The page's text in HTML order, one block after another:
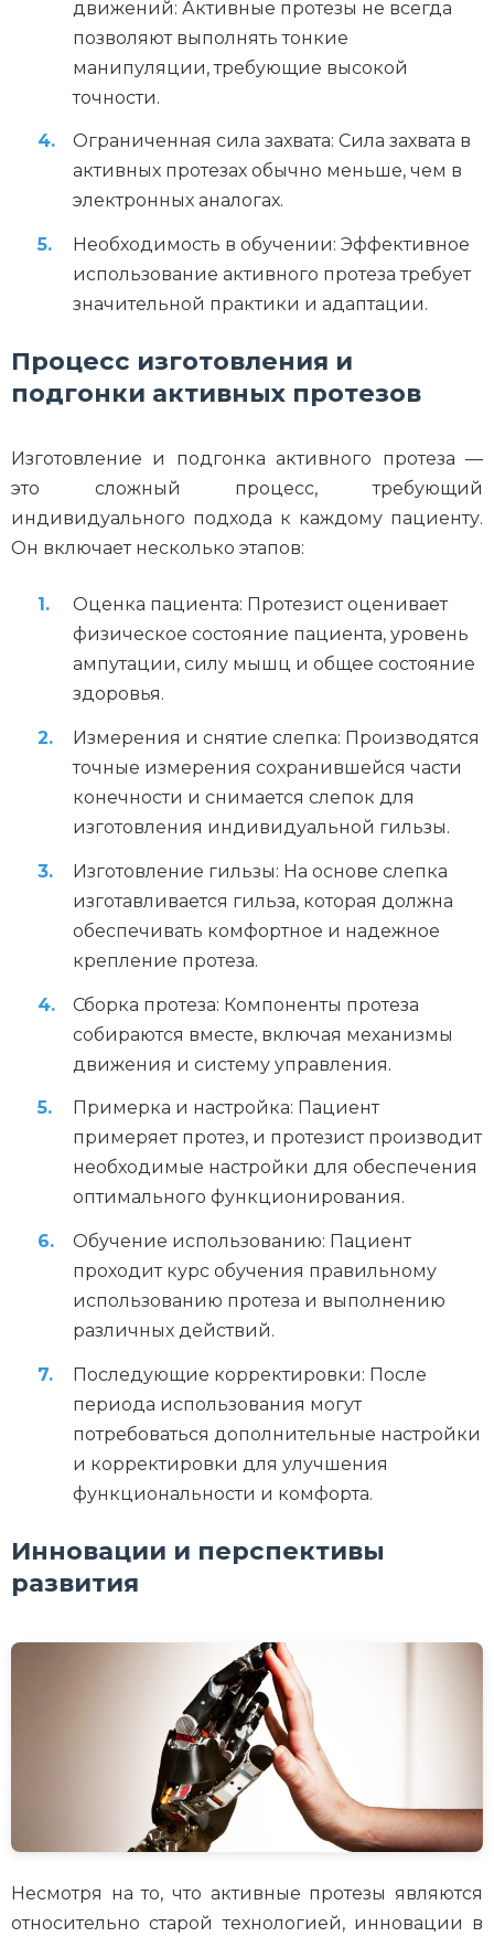
движений: Активные протезы не всегда
позволяют выполнять тонкие
манипуляции, требующие высокой
точности.
Ограниченная сила захвата: Сила захвата в
активных протезах обычно меньше, чем в
электронных аналогах.
Необходимость в обучении: Эффективное
использование активного протеза требует
значительной практики и адаптации.
Процесс изготовления и
подгонки активных протезов
Изготовление и подгонка активного протеза —
это сложный процесс, требующий
индивидуального подхода к каждому пациенту.
Он включает несколько этапов:
Оценка пациента: Протезист оценивает
физическое состояние пациента, уровень
ампутации, силу мышц и общее состояние
здоровья.
Измерения и снятие слепка: Производятся
точные измерения сохранившейся части
конечности и снимается слепок для
изготовления индивидуальной гильзы.
Изготовление гильзы: На основе слепка
изготавливается гильза, которая должна
обеспечивать комфортное и надежное
крепление протеза.
Сборка протеза: Компоненты протеза
собираются вместе, включая механизмы
движения и систему управления.
Примерка и настройка: Пациент
примеряет протез, и протезист производит
необходимые настройки для обеспечения
оптимального функционирования.
Обучение использованию: Пациент
проходит курс обучения правильному
использованию протеза и выполнению
различных действий.
Последующие корректировки: После
периода использования могут
потребоваться дополнительные настройки
и корректировки для улучшения
функциональности и комфорта.
Инновации и перспективы
развития
Несмотря на то, что активные протезы являются
относительно старой технологией, инновации в